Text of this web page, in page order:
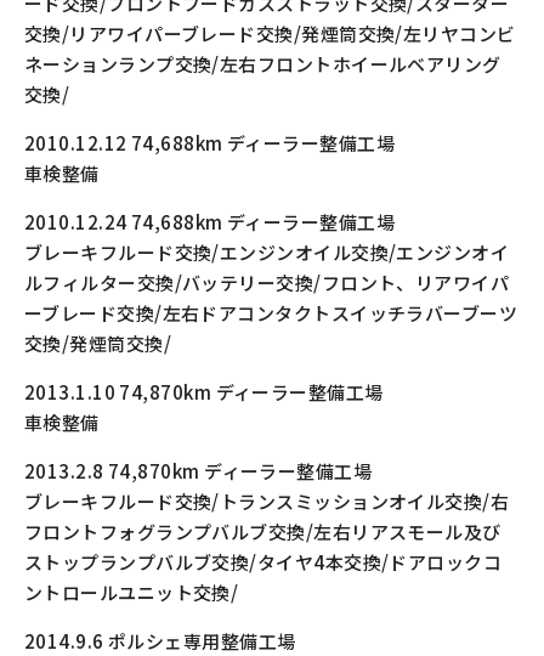
交換/リアワイパーブレード交換/発煙筒交換/左リヤコンビ
ネーションランプ交換/左右フロントホイールベアリング
交換/
2010.12.12 74,688km ディーラー整備工場
車検整備
2010.12.24 74,688km ディーラー整備工場
ブレーキフルード交換/エンジンオイル交換/エンジンオイ
ルフィルター交換/バッテリー交換/フロント、リアワイパ
ーブレード交換/左右ドアコンタクトスイッチラバーブーツ
交換/発煙筒交換/
2013.1.10 74,870km ディーラー整備工場
車検整備
2013.2.8 74,870km ディーラー整備工場
ブレーキフルード交換/トランスミッションオイル交換/右
フロントフォグランプバルブ交換/左右リアスモール及び
ストップランプバルブ交換/タイヤ4本交換/ドアロックコ
ントロールユニット交換/
2014.9.6 ポルシェ専用整備工場